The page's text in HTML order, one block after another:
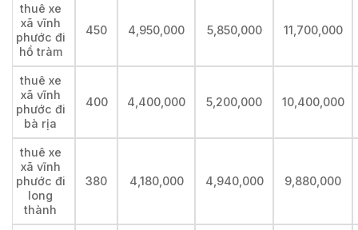
thuê xe
xã vĩnh
phước đi
hồ tràm
450 4,950,000 5,850,000 11,700,000
thuê xe
xã vĩnh
phước đi
bà rịa
400 4,400,000 5,200,000 10,400,000
thuê xe
xã vĩnh
phước đi
long
thành
380 4,180,000 4,940,000 9,880,000